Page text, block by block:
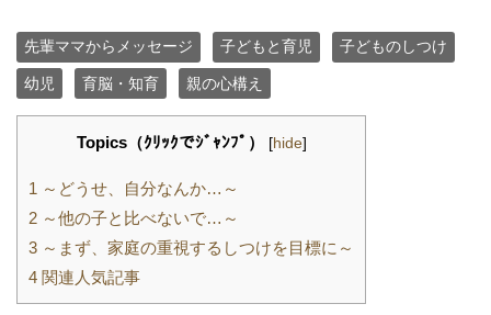
先輩ママからメッセージ 子どもと育児 子どものしつけ
幼児 育脳・知育 親の心構え
Topics（ｸﾘｯｸでｼﾞｬﾝﾌﾟ） [hide]
1 ～どうせ、自分なんか…～
2 ～他の子と比べないで…～
3 ～まず、家庭の重視するしつけを目標に～
4 関連人気記事